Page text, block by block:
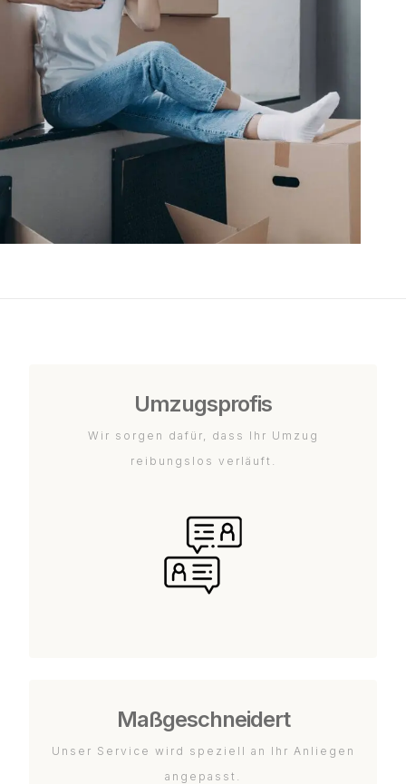
Umzugsprofis
Wir sorgen dafür, dass Ihr Umzug
reibungslos verläuft.
Maßgeschneidert
Unser Service wird speziell an Ihr Anliegen
angepasst.